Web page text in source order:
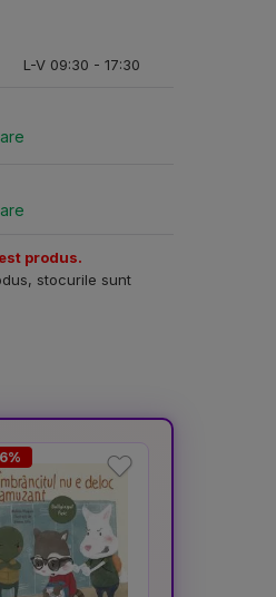
L-V 09:30 - 17:30
produs.
stocurile sunt